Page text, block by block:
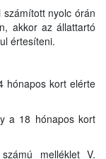
nyolc órán
akkor az állattartó
értesíteni.
hónapos kort elérte
a 18 hónapos kort
melléklet V.